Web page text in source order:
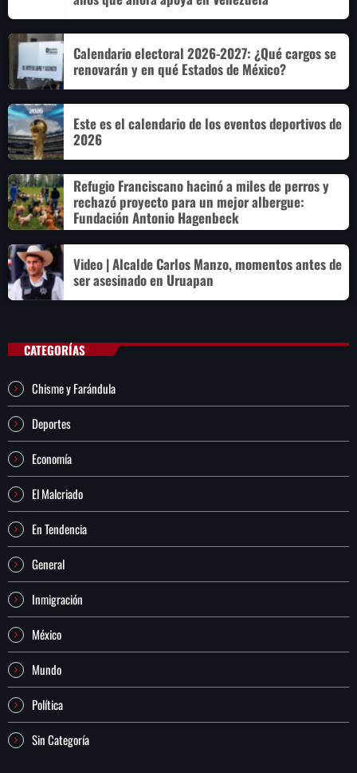
Calendario electoral 2026-2027: ¿Qué cargos se
renovarán y en qué Estados de México?
Este es el calendario de los eventos deportivos de
2026
Refugio Franciscano hacinó a miles de perros y
rechazó proyecto para un mejor albergue:
Fundación Antonio Hagenbeck
Video | Alcalde Carlos Manzo, momentos antes de
ser asesinado en Uruapan
CATEGORÍAS
Chisme y Farándula
Deportes
Economía
El Malcriado
En Tendencia
General
Inmigración
México
Mundo
Política
Sin Categoría